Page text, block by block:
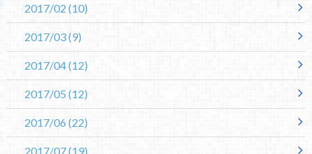
2017/02 (10)
2017/03(9)
2017/04(12)
2017/05 (12)
2017/06(22)
2017/07(19)